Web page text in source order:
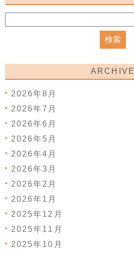
ARCHIVE
2026年8月
2026年7月
2026年6月
2026年5月
2026年4月
2026年3月
2026年2月
2026年1月
2025年12月
2025年11月
2025年10月